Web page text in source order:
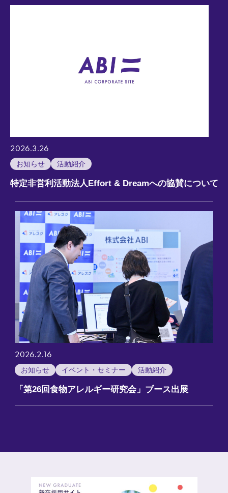
2026.3.26
お知らせ 活動紹介
特定非営利活動法人Effort & Dreamへの協賛について
2026.2.16
お知らせ イベント・セミナー 活動紹介
「第26回食物アレルギー研究会」ブース出展